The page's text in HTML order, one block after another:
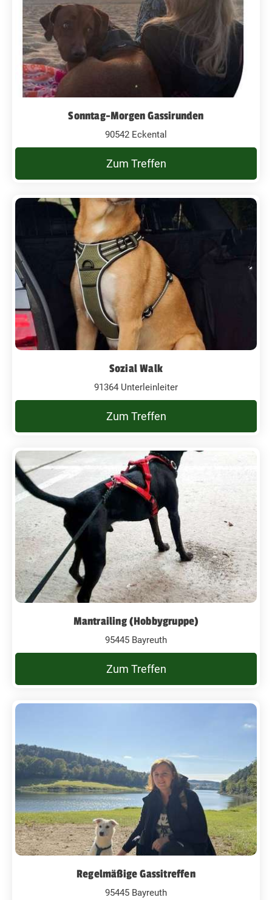
Sonntag-Morgen Gassirunden
90542 Eckental
Zum Treffen
Sozial Walk
91364 Unterleinleiter
Zum Treffen
Mantrailing (Hobbygruppe)
95445 Bayreuth
Zum Treffen
Regelmäßige Gassitreffen
95445 Bayreuth